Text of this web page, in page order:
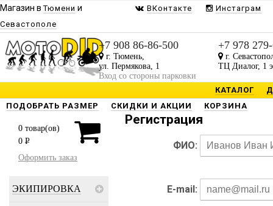
Магазин вТюмени и
Севастополе
ВКонтакте Инстаграм
+7 908 86-86-500
г. Тюмень,
ул. Пермякова, 1
Вход со стороны парковки
+7 978
г.
ТЦ Диалог, 1
КАТАЛОГ
ПОДОБРАТЬ РАЗМЕР
СКИДКИ И АКЦИИ КОРЗИНА
0 товар(ов)
0 P
Оформить заказ
ЭКИПИРОВКА
Регистрация
ФИО:
E-mail: